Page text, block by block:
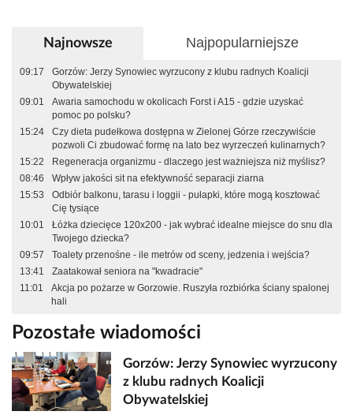
Najnowsze Najpopularniejsze
09:17
Gorzów: Jerzy Synowiec wyrzucony z klubu radnych Koalicji
Obywatelskiej
09:01
Awaria samochodu w okolicach Forst i A15 - gdzie uzyskać
pomoc po polsku?
15:24
Czy dieta pudełkowa dostępna w Zielonej Górze rzeczywiście
pozwoli Ci zbudować formę na lato bez wyrzeczeń kulinarnych?
15:22
Regeneracja organizmu - dlaczego jest ważniejsza niż myślisz?
08:46
Wpływ jakości sit na efektywność separacji ziarna
15:53
Odbiór balkonu, tarasu i loggii - pułapki, które mogą kosztować
Cię tysiące
10:01
Łóżka dziecięce 120x200 - jak wybrać idealne miejsce do snu dla
Twojego dziecka?
09:57
Toalety przenośne - ile metrów od sceny, jedzenia i wejścia?
13:41
Zaatakował seniora na "kwadracie"
11:01
Akcja po pożarze w Gorzowie. Ruszyła rozbiórka ściany spalonej
hali
Pozostałe wiadomości
Gorzów: Jerzy Synowiec wyrzucony
z klubu radnych Koalicji
Obywatelskiej